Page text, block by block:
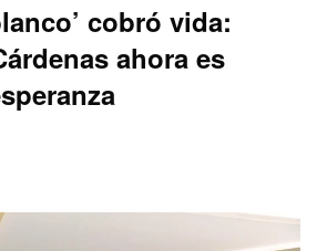
cobró vida:
ahora es